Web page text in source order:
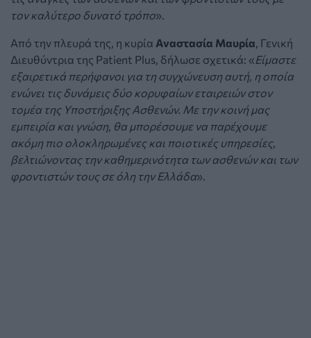
τον καλύτερο δυνατό τρόπο».
Από την πλευρά της, η κυρία Αναστασία Μαυρία , Γενική
Διευθύντρια της Patient Plus, δήλωσε σχετικά: «Είμαστε
εξαιρετικά περήφανοι για τη συγχώνευση αυτή, η οποία
ενώνει τις δυνάμεις δύο κορυφαίων εταιρειών στον
τομέα της Υποστήριξης Ασθενών. Με την κοινή μας
εμπειρία και γνώση, θα μπορέσουμε να παρέχουμε
ακόμη πιο ολοκληρωμένες και ποιοτικές υπηρεσίες,
βελτιώνοντας την καθημερινότητα των ασθενών και των
φροντιστών τους σε όλη την Ελλάδα».